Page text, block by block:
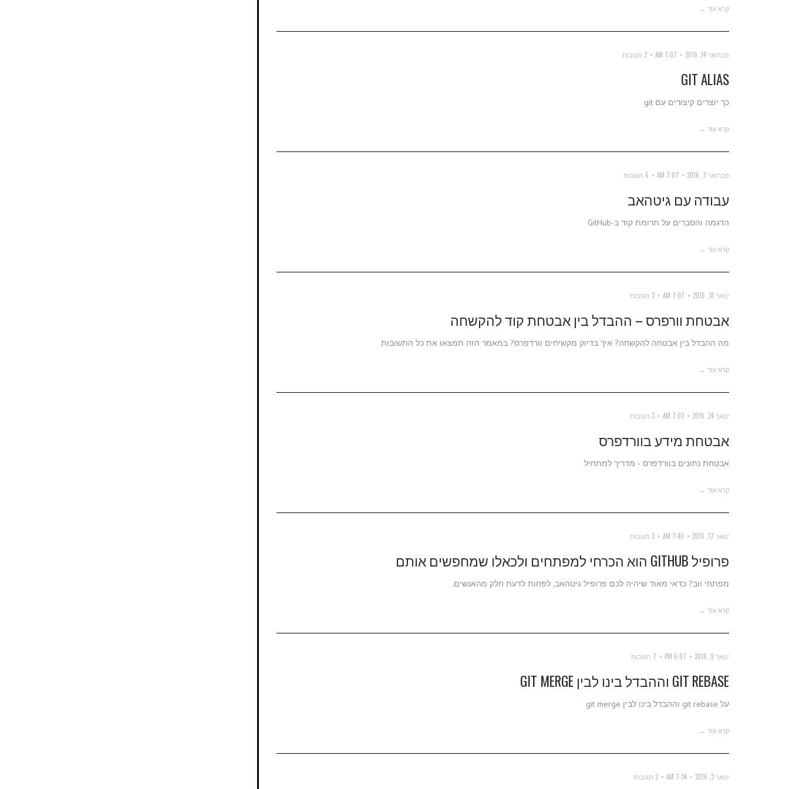
קרא עוד ←
פברואר 14, 2016 7:07 AM 2 תגובות
GIT ALIAS
כך יוצרים קיצורים עם git
קרא עוד ←
פברואר 7, 2016 7:07 AM 6 תגובות
עבודה עם גיטהאב
הדגמה והסברים על תרומת קוד ב-GitHub
קרא עוד ←
ינואר 31, 2016 7:07 AM 3 תגובות
אבטחת וורפרס – ההבדל בין אבטחת קוד להקשחה
מה ההבדל בין אבטחה להקשחה? איך בדיוק מקשיחים וורדפרס? במאמר הזה תמצאו את כל התשובות
קרא עוד ←
ינואר 24, 2016 7:03 AM 3 תגובות
אבטחת מידע בוורדפרס
אבטחת נתונים בוורדפרס - מדריך למתחיל
קרא עוד ←
ינואר 17, 2016 7:40 AM 2 תגובות
פרופיל GITHUB הוא הכרחי למפתחים ולכאלו שמחפשים אותם
מפתחי ווב? כדאי מאוד שיהיה לכם פרופיל גיטהאב, לפחות לדעת חלק מהאנשים.
קרא עוד ←
ינואר 9, 2016 6:07 PM 7 תגובות
GIT REBASE וההבדל בינו לבין GIT MERGE
על git rebase וההבדל בינו לבין git merge
קרא עוד ←
ינואר 3, 2016 7:34 AM 2 תגובות